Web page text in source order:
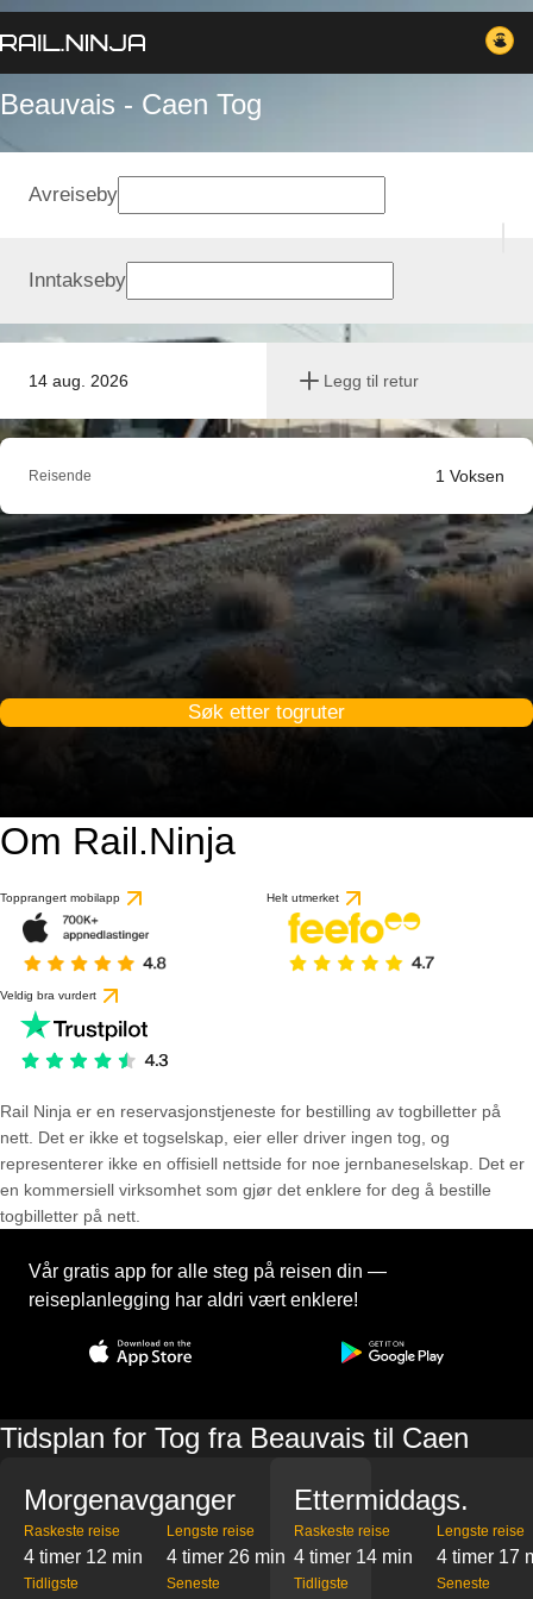
Beauvais - Caen Tog
14 aug. 2026 Legg til retur
Avreiseby
Inntakseby
Reisende 1 Voksen
Søk etter togruter
Om Rail.Ninja
Topprangert mobilapp Helt utmerket
Veldig bra vurdert
Rail Ninja er en reservasjons­tjeneste for bestilling av togbilletter på
nett. Det er ikke et togselskap, eier eller driver ingen tog, og
representerer ikke en offisiell nettside for noe jernbaneselskap. Det er
en kommersiell virksomhet som gjør det enklere for deg å bestille
togbilletter på nett.
Vår gratis app for alle steg på reisen din —
reiseplanlegging har aldri vært enklere!
Tidsplan for Tog fra Beauvais til Caen
Morgenavganger
Raskeste reise
4 timer 12 min
Lengste reise
4 timer 26 min
Tidligste Seneste
Ettermiddags.
Raskeste reise
4 timer 14 min
Lengste reise
4 timer 17
Tidligste Seneste